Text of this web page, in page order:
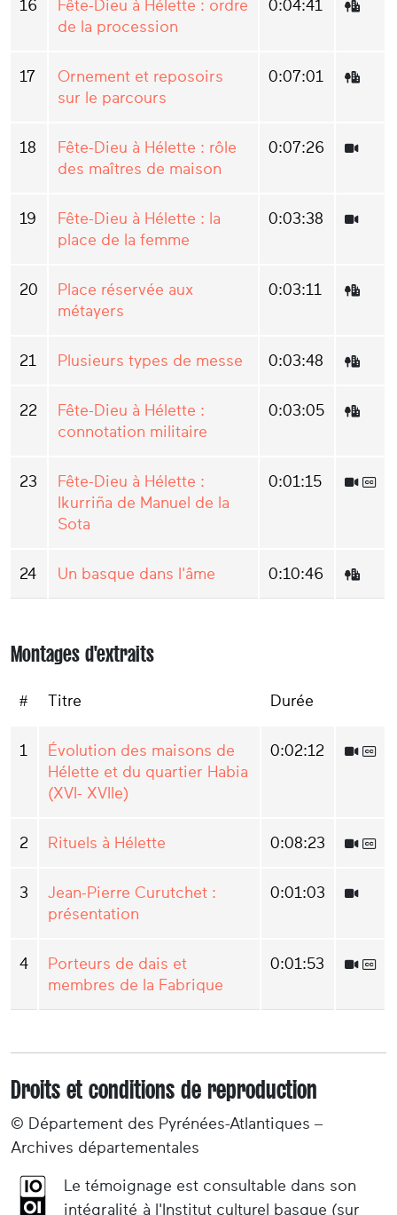
16
Fête-Dieu à Hélette : ordre
de la procession
0:04:41
17
Ornement et reposoirs
sur le parcours
0:07:01
18
Fête-Dieu à Hélette : rôle
des maîtres de maison
0:07:26
19
Fête-Dieu à Hélette : la
place de la femme
0:03:38
20
Place réservée aux
métayers
0:03:11
21 Plusieurs types de messe 0:03:48
22
Fête-Dieu à Hélette :
connotation militaire
0:03:05
23
Fête-Dieu à Hélette :
Ikurriña de Manuel de la
Sota
0:01:15
24 Un basque dans l'âme 0:10:46
Montages d'extraits
# Titre Durée
1
Évolution des maisons de
Hélette et du quartier Habia
(XVI- XVIIe)
0:02:12
2 Rituels à Hélette 0:08:23
3
Jean-Pierre Curutchet :
présentation
0:01:03
4
Porteurs de dais et
membres de la Fabrique
0:01:53
Droits et conditions de reproduction
© Département des Pyrénées-Atlantiques –
Archives départementales
Le témoignage est consultable dans son
intégralité à l'Institut culturel basque (sur